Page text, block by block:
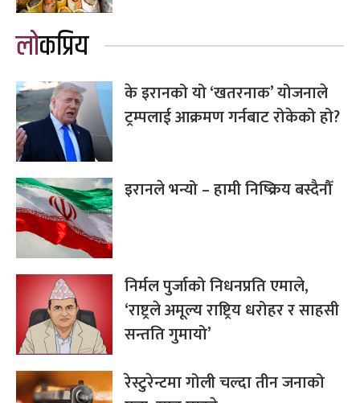
लोकप्रिय
के इरानको यो ‘खतरनाक’ योजनाले
ट्रम्पलाई आक्रमण गर्नबाट रोकेको हो?
इरानले भन्यो – हामी निष्क्रिय बस्दैनौँ
निर्मल पुर्जाको निधनप्रति एमाले,
‘राष्ट्रले अमूल्य राष्ट्रिय धरोहर र साहसी
सन्तति गुमायो’
रेस्टुरेन्टमा गोली चल्दा तीन जनाको